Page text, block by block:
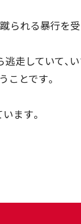
れる暴行を受
走していて、
ことです。
ます。